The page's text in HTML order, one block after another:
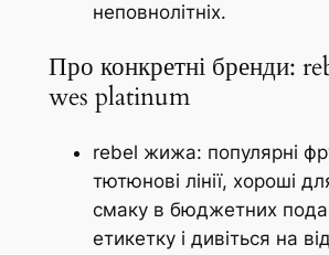
неповнолітніх.
Про конкретні бренди:
wes platinum
rebel жижа: популярні
тютюнові лінії, хороші
смаку в бюджетних
етикетку і дивіться на